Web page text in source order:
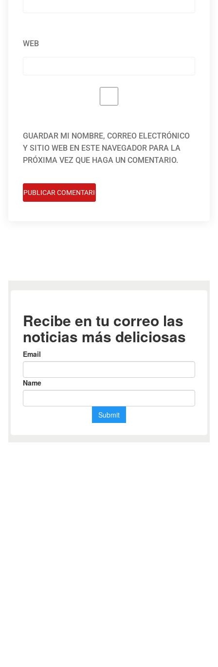
WEB
GUARDAR MI NOMBRE, CORREO ELECTRÓNICO
Y SITIO WEB EN ESTE NAVEGADOR PARA LA
PRÓXIMA VEZ QUE HAGA UN COMENTARIO.